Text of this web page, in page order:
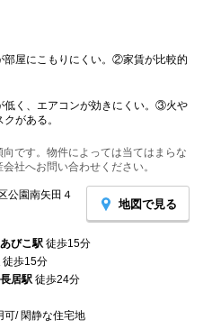
屋にこもりにくい。②家賃が比較的
く、エアコンが効きにくい。③火や
がある。
です。物件によっては当てはまらな
社へお問い合わせください。
公園南矢田４
地図で見る
あびこ駅 徒歩15分
徒歩15分
長居駅 徒歩24分
可/ 閑静な住宅地